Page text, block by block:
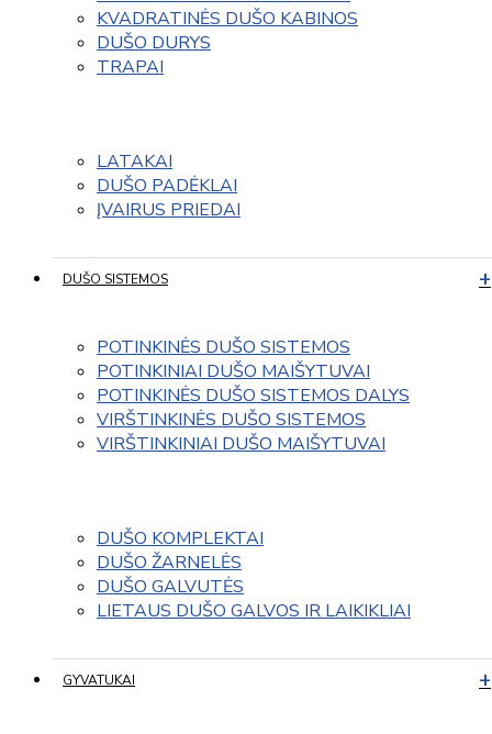
KVADRATINĖS DUŠO KABINOS
DUŠO DURYS
TRAPAI
LATAKAI
DUŠO PADĖKLAI
ĮVAIRUS PRIEDAI
DUŠO SISTEMOS
POTINKINĖS DUŠO SISTEMOS
POTINKINIAI DUŠO MAIŠYTUVAI
POTINKINĖS DUŠO SISTEMOS DALYS
VIRŠTINKINĖS DUŠO SISTEMOS
VIRŠTINKINIAI DUŠO MAIŠYTUVAI
DUŠO KOMPLEKTAI
DUŠO ŽARNELĖS
DUŠO GALVUTĖS
LIETAUS DUŠO GALVOS IR LAIKIKLIAI
GYVATUKAI